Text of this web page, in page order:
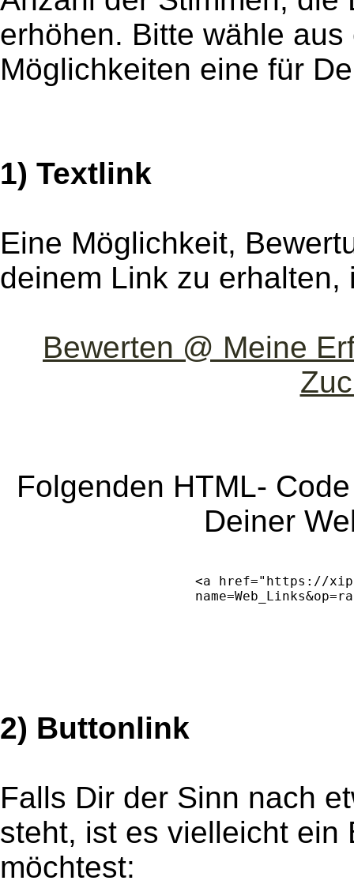
erhöhen. Bitte wähle
Möglichkeiten eine für
1) Textlink
Eine Möglichkeit,
deinem Link zu erhalten,
Bewerten @ Meine
Folgenden HTML-
Deiner
2) Buttonlink
Falls Dir der Sinn nach
steht, ist es vielleicht ein
möchtest: